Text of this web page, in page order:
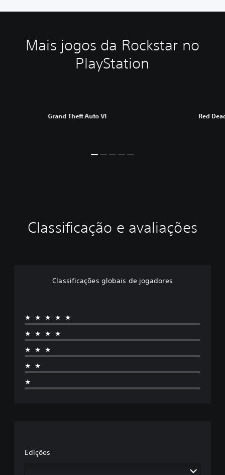
Mais jogos da Rockstar no
PlayStation
Grand Theft Auto VI Red
Classificação e avaliações
Classificações globais de jogadores
★★★★★
★★★★
★★★
★★
★
Edições